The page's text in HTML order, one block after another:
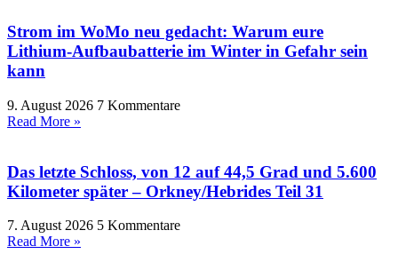
Strom im WoMo neu gedacht: Warum eure
Lithium-Aufbaubatterie im Winter in Gefahr sein
kann
9. August 2026 7 Kommentare
Read More »
Das letzte Schloss, von 12 auf 44,5 Grad und 5.600
Kilometer später – Orkney/Hebrides Teil 31
7. August 2026 5 Kommentare
Read More »